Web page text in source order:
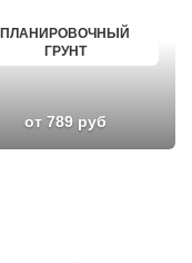
ПЛАНИРОВОЧНЫЙ
ГРУНТ
от 789 руб